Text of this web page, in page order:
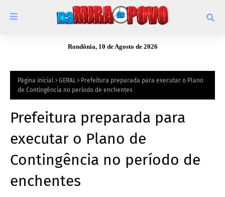
Rondônia, 10 de Agosto de 2026
Página inicial GERAL
Prefeitura preparada para executar o Plano
de Contingência no período de enchentes
Prefeitura preparada para
executar o Plano de
Contingência no período de
enchentes